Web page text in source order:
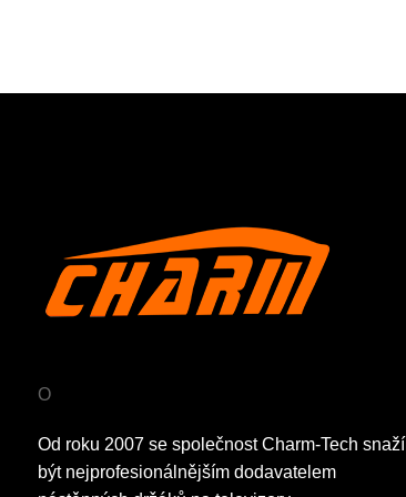
O
Od roku 2007 se společnost Charm-Tech snaží
být nejprofesionálnějším dodavatelem